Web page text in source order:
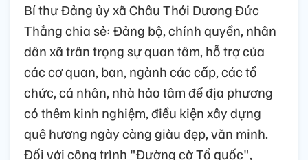
Bí thư Đảng ủy xã Châu Thới Dương Đức
Thắng chia sẻ: Đảng bộ, chính quyền, nhân
dân xã trân trọng sự quan tâm, hỗ trợ của
các cơ quan, ban, ngành các cấp, các tổ
chức, cá nhân, nhà hảo tâm để địa phương
có thêm kinh nghiệm, điều kiện xây dựng
quê hương ngày càng giàu đẹp, văn minh.
Đối với công trình "Đường cờ Tổ quốc",